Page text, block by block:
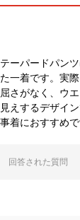
ーパードパン
一着です。実
さがなく、ウ
えするデザイ
着におすすめで
回答された質問